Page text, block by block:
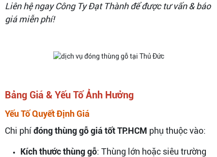
Liên hệ ngay Công Ty Đạt Thành để được tư vấn & báo
giá miễn phí!
Bảng Giá & Yếu Tố Ảnh Hưởng
Yếu Tố Quyết Định Giá
Chi phíđóng thùng gỗ giá tốt TP.HCM phụ thuộc vào:
Kích thước thùng gỗ: Thùng lớn hoặc siêu trường